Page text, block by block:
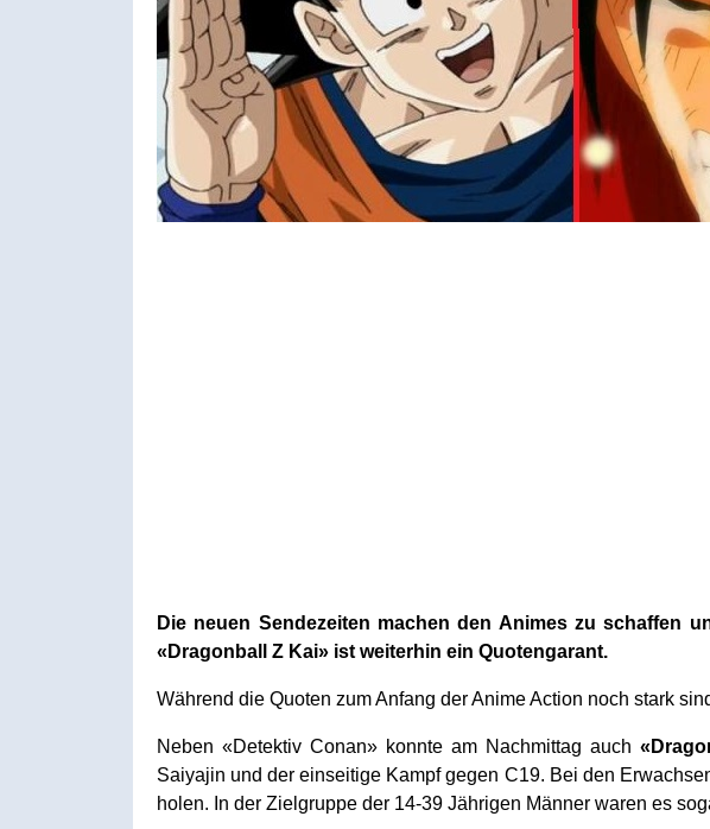
Die neuen Sendezeiten machen den Animes zu schaffen
«Dragonball Z Kai» ist weiterhin ein Quotengarant.
Während die Quoten zum Anfang der Anime Action noch stark
Neben «Detektiv Conan» konnte am Nachmittag auch
Saiyajin und der einseitige Kampf gegen C19. Bei den
holen. In der Zielgruppe der 14-39 Jährigen Männer waren es